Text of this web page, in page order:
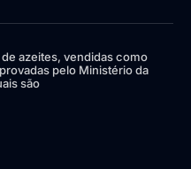
azeites, vendidas como
pelo Ministério da
são